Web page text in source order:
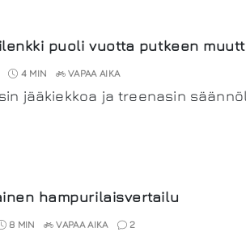
puoli vuotta putkeen
4 MIN VAPAA AIKA
jääkiekkoa ja treenasin
hampurilaisvertailu
8 MIN VAPAA AIKA 2